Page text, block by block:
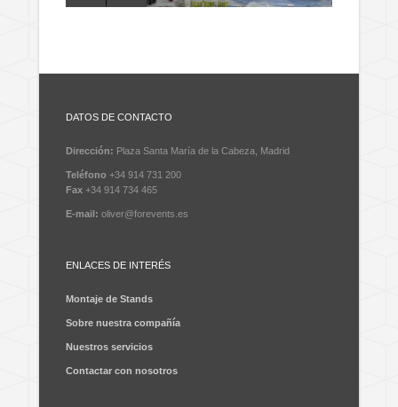
DATOS DE CONTACTO
Dirección: Plaza Santa María de la Cabeza, Madrid
Teléfono +34 914 731 200
Fax +34 914 734 465
E-mail: oliver@forevents.es
ENLACES DE INTERÉS
Montaje de Stands
Sobre nuestra compañía
Nuestros servicios
Contactar con nosotros